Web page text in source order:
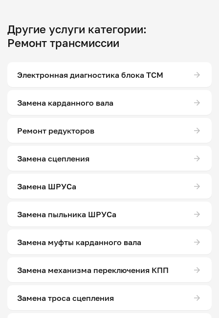
Другие услуги категории:
Ремонт трансмиссии
Электронная диагностика блока ТСМ
Замена карданного вала
Ремонт редукторов
Замена сцепления
Замена ШРУСа
Замена пыльника ШРУСа
Замена муфты карданного вала
Замена механизма переключения КПП
Замена троса сцепления